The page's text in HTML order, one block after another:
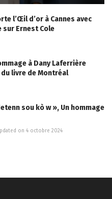
l’Œil d’or à Cannes avec
Ernest Cole
à Dany Laferrière
livre de Montréal
sou kò w », Un hommage
on 4 octobre 2024